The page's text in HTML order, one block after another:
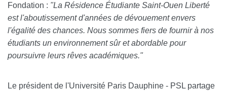
Fondation : "La Résidence Étudiante Saint-Ouen Liberté
est l'aboutissement d'années de dévouement envers
l'égalité des chances. Nous sommes fiers de fournir à nos
étudiants un environnement sûr et abordable pour
poursuivre leurs rêves académiques."
Le président de l'Université Paris Dauphine - PSL partage